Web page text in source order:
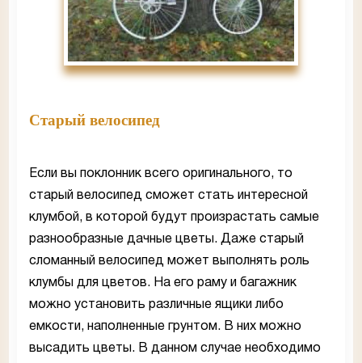
Старый велосипед
Если вы поклонник всего оригинального, то
старый велосипед сможет стать интересной
клумбой, в которой будут произрастать самые
разнообразные дачные цветы. Даже старый
сломанный велосипед может выполнять роль
клумбы для цветов. На его раму и багажник
можно установить различные ящики либо
емкости, наполненные грунтом. В них можно
высадить цветы. В данном случае необходимо